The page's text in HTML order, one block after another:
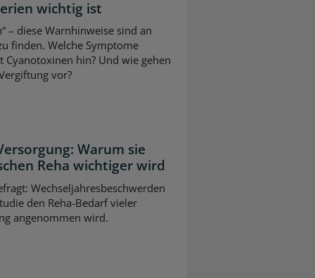
wichtig ist
– diese Warnhinweise sind an
finden. Welche Symptome
hin? Und wie gehen
vor?
Warum sie
Reha wichtiger wird
Wechseljahresbeschwerden
den Reha-Bedarf vieler
angenommen wird.